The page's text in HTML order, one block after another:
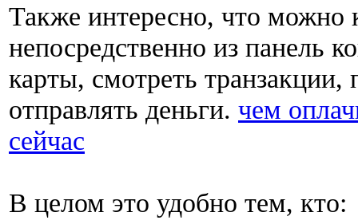
Также интересно, что можно
непосредственно из панель
карты, смотреть транзакции,
отправлять деньги. чем
сейчас
В целом это удобно тем, кто: